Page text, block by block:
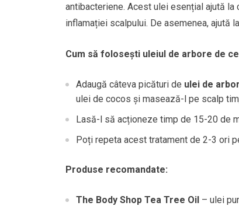
antibacteriene. Acest ulei esențial ajută
inflamației scalpului. De asemenea, ajută
Cum să folosești uleiul de arbore de
Adaugă câteva picături de ulei de
ulei de cocos și masează-l pe scalp
Lasă-l să acționeze timp de 15-20 de
Poți repeta acest tratament de 2-3 ori
Produse recomandate:
The Body Shop Tea Tree Oil – ulei